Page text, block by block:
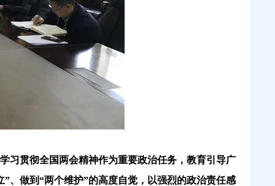
习贯彻全国两会精神作为重要政治任务，教育引导广
”、做到“两个维护”的高度自觉，以强烈的政治责任感